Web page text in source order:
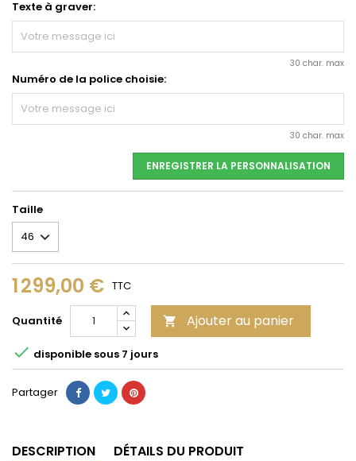
Texte à graver:
30 char. max
Numéro de la police choisie:
30 char. max
ENREGISTRER LA PERSONNALISATION
Taille
1 299,00 € TTC
Quantité  Ajouter au panier
 disponible sous 7 jours
Partager
DESCRIPTION
DÉTAILS DU PRODUIT